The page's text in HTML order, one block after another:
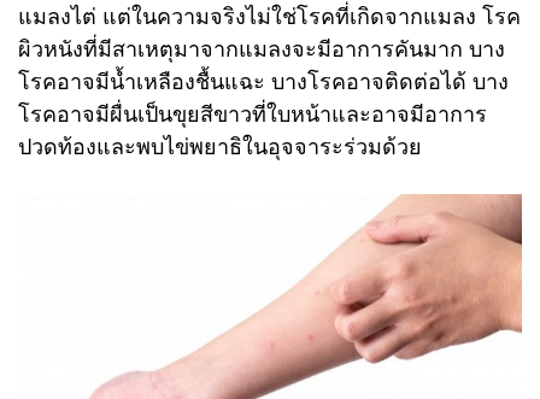
แมลงไต่ แต่ในความจริงไม่ใช่โรคที่เกิดจากแมลง โรค
ผิวหนังที่มีสาเหตุมาจากแมลงจะมีอาการคันมาก บาง
โรคอาจมีน้ำเหลืองชื้นแฉะ บางโรคอาจติดต่อได้ บาง
โรคอาจมีผื่นเป็นขุยสีขาวที่ใบหน้าและอาจมีอาการ
ปวดท้องและพบไข่พยาธิในอุจจาระร่วมด้วย